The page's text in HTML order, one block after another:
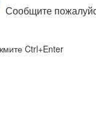
Сообщите
Ctrl+Enter